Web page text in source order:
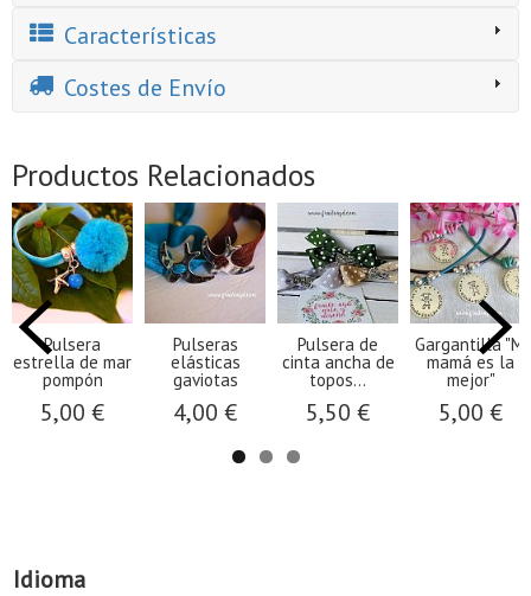
Idioma
Características
Costes de Envío
Productos Relacionados
Pulsera
estrella de mar
pompón
5,00 €
Pulseras
elásticas
gaviotas
4,00 €
Pulsera de
cinta ancha de
topos...
5,50 €
Gargantilla "Mi
mamá es la
mejor"
5,00 €